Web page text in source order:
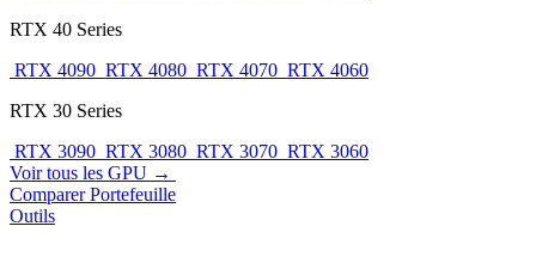
RTX 40 Series
RTX 4090 RTX 4080 RTX 4070 RTX 4060
RTX 30 Series
RTX 3090 RTX 3080 RTX 3070 RTX 3060
Voir tous les GPU →
ComparerPortefeuille
Outils